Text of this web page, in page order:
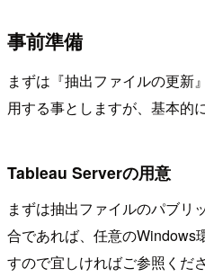
事前準備
まずは『抽出ファイルの更新
用する事としますが、基本的
Tableau Serverの用意
まずは抽出ファイルのパブリ
合であれば、任意のWindows
すので宜しければご参照くだ